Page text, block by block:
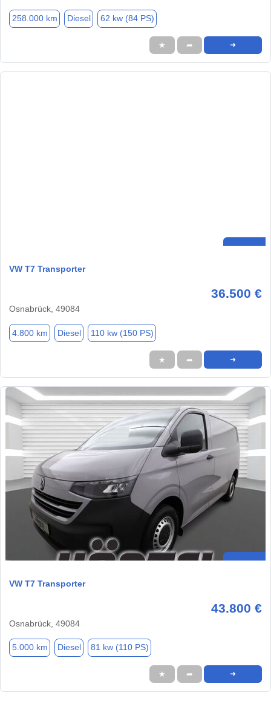
258.000 km Diesel 62 kw (84 PS)
★ ➦ ➜
VW T7 Transporter
36.500 €
Osnabrück, 49084
4.800 km Diesel 110 kw (150 PS)
★ ➦ ➜
VW T7 Transporter
43.800 €
Osnabrück, 49084
5.000 km Diesel 81 kw (110 PS)
★ ➦ ➜